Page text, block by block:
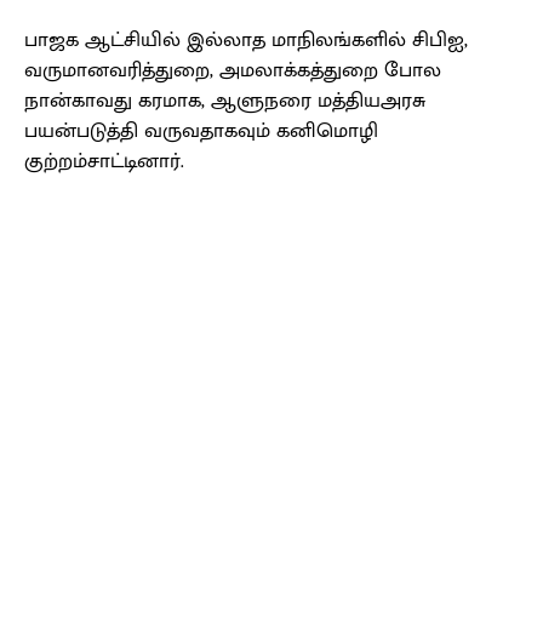
பாஜக ஆட்சியில் இல்லாத மாநிலங்களில் சிபிஐ,
வருமானவரித்துறை, அமலாக்கத்துறை போல
நான்காவது கரமாக, ஆளுநரை மத்தியஅரசு
பயன்படுத்தி வருவதாகவும் கனிமொழி
குற்றம்சாட்டினார்.